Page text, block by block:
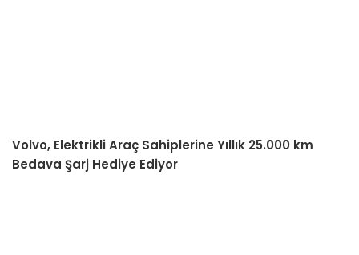
Volvo, Elektrikli Araç Sahiplerine Yıllık 25.000 km
Bedava Şarj Hediye Ediyor